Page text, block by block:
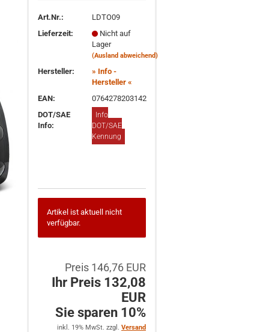
Art.Nr.:
LDTO09
Lieferzeit:
Nicht auf
Lager
(Ausland abweichend)
Hersteller:
» Info -
Hersteller «
EAN:
0764278203142
DOT/SAE
Info:
Info
DOT/SAE
Kennung
Artikel ist aktuell nicht
verfügbar.
Preis 146,76 EUR
Ihr Preis 132,08
EUR
Sie sparen 10%
inkl. 19% MwSt. zzgl. Versand